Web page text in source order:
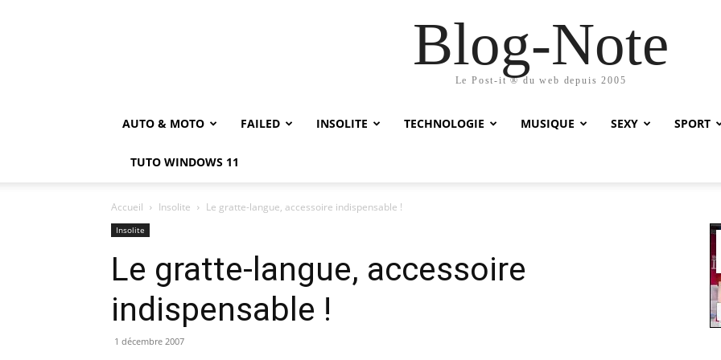
Blog-Note
Le Post-it ® du web depuis 2005
AUTO & MOTO FAILED INSOLITE TECHNOLOGIE MUSIQUE SEXY SPORT
TUTO WINDOWS 11
Accueil Insolite Le gratte-langue, accessoire indispensable !
Insolite
Le gratte-langue, accessoire
indispensable !
1 décembre 2007